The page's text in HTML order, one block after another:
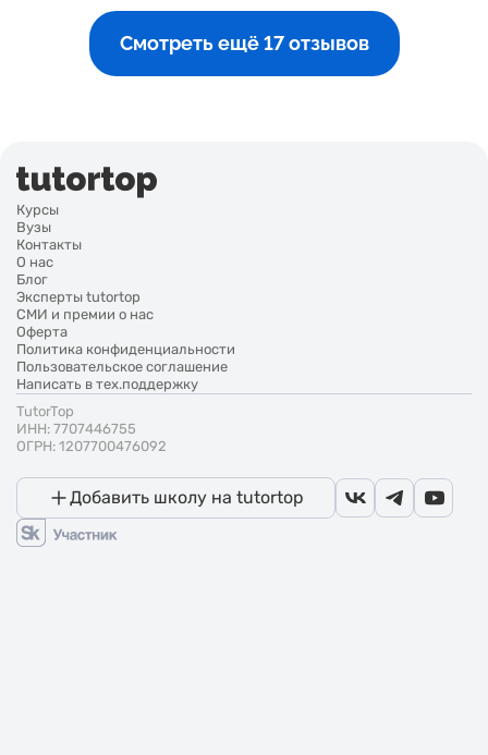
Смотреть ещё 17 отзывов
Курсы
Вузы
Контакты
О нас
Блог
Эксперты tutortop
СМИ и премии о нас
Оферта
Политика конфиденциальности
Пользовательское соглашение
Написать в тех.поддержку
TutorTop
ИНН: 7707446755
ОГРН: 1207700476092
Добавить школу на tutortop